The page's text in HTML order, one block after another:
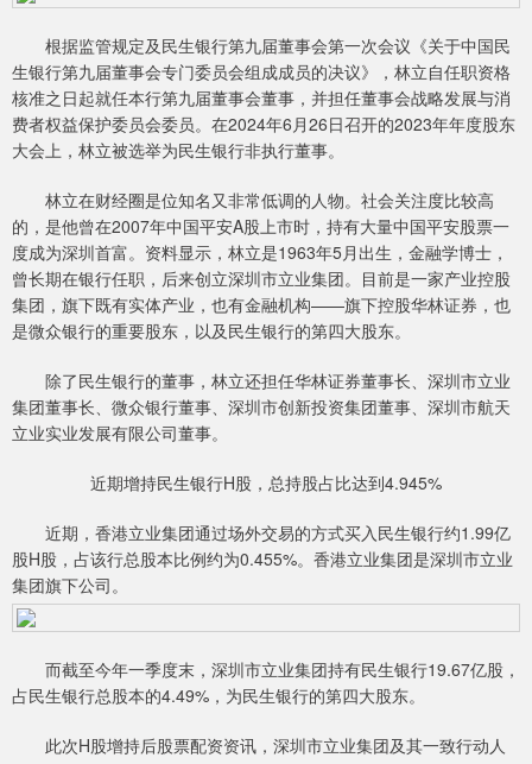
根据监管规定及民生银行第九届董事会第一次会议《关于中国民
生银行第九届董事会专门委员会组成成员的决议》，林立自任职资格
核准之日起就任本行第九届董事会董事，并担任董事会战略发展与消
费者权益保护委员会委员。在2024年6月26日召开的2023年年度股东
大会上，林立被选举为民生银行非执行董事。
林立在财经圈是位知名又非常低调的人物。社会关注度比较高
的，是他曾在2007年中国平安A股上市时，持有大量中国平安股票一
度成为深圳首富。资料显示，林立是1963年5月出生，金融学博士，
曾长期在银行任职，后来创立深圳市立业集团。目前是一家产业控股
集团，旗下既有实体产业，也有金融机构——旗下控股华林证券，也
是微众银行的重要股东，以及民生银行的第四大股东。
除了民生银行的董事，林立还担任华林证券董事长、深圳市立业
集团董事长、微众银行董事、深圳市创新投资集团董事、深圳市航天
立业实业发展有限公司董事。
近期增持民生银行H股，总持股占比达到4.945%
近期，香港立业集团通过场外交易的方式买入民生银行约1.99亿
股H股，占该行总股本比例约为0.455%。香港立业集团是深圳市立业
集团旗下公司。
而截至今年一季度末，深圳市立业集团持有民生银行19.67亿股，
占民生银行总股本的4.49%，为民生银行的第四大股东。
此次H股增持后股票配资资讯，深圳市立业集团及其一致行动人